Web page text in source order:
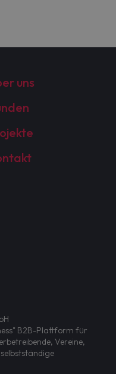
uns
B2B-Plattform für
Vereine,